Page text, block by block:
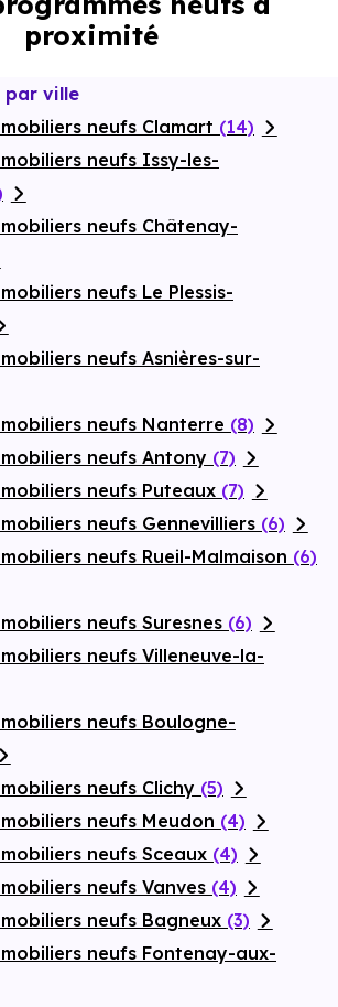
proximité
par ville
neufs Clamart (14)
neufs Issy-les-
neufs Châtenay-
neufs Le Plessis-
neufs Asnières-sur-
neufs Nanterre (8)
neufs Antony (7)
neufs Puteaux (7)
neufs Gennevilliers (6)
neufs Rueil-Malmaison (6)
neufs Suresnes (6)
neufs Villeneuve-la-
neufs Boulogne-
neufs Clichy (5)
neufs Meudon (4)
neufs Sceaux (4)
neufs Vanves (4)
neufs Bagneux (3)
neufs Fontenay-aux-